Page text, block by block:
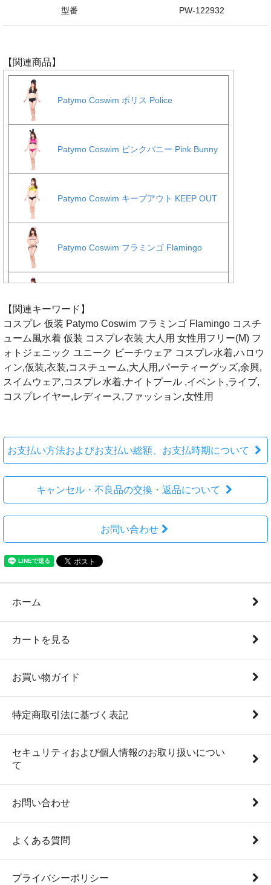
型番 PW-122932
【関連商品】
【関連キーワード】
コスプレ 仮装 Patymo Coswim フラミンゴ Flamingo コスチ
ューム風水着 仮装 コスプレ衣装 大人用 女性用フリー(M) フ
ォトジェニック ユニーク ビーチウェア コスプレ水着,ハロウ
ィン,仮装,衣装,コスチューム,大人用,パーティーグッズ,余興,
スイムウェア,コスプレ水着,ナイトプール ,イベント,ライブ,
コスプレイヤー,レディース,ファッション,女性用
お支払い方法およびお支払い総額、お支払時期について
キャンセル・不良品の交換・返品について
お問い合わせ
ホーム
カートを見る
お買い物ガイド
特定商取引法に基づく表記
セキュリティおよび個人情報のお取り扱いについ
て
お問い合わせ
よくある質問
プライバシーポリシー